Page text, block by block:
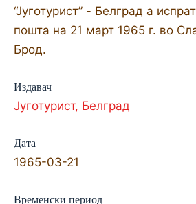
“Југотурист” - Белград а
пошта на 21 март 1965 г. во
Брод.
Издавач
Југотурист, Белград
Дата
1965-03-21
Временски период